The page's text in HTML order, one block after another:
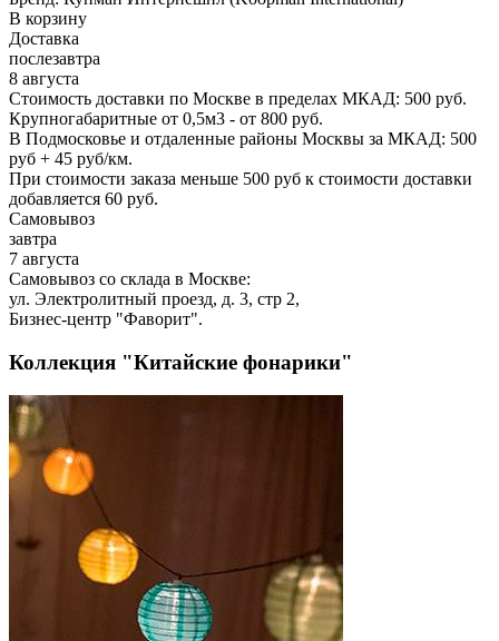
В корзину
Доставка
послезавтра
8 августа
Стоимость доставки по Москве в пределах МКАД: 500 руб.
Крупногабаритные от 0,5м3 - от 800 руб.
В Подмосковье и отдаленные районы Москвы за МКАД: 500
руб + 45 руб/км.
При стоимости заказа меньше 500 руб к стоимости доставки
добавляется 60 руб.
Самовывоз
завтра
7 августа
Самовывоз со склада в Москве:
ул. Электролитный проезд, д. 3, стр 2,
Бизнес-центр "Фаворит".
Коллекция "Китайские фонарики"